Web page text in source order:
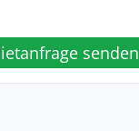
senden